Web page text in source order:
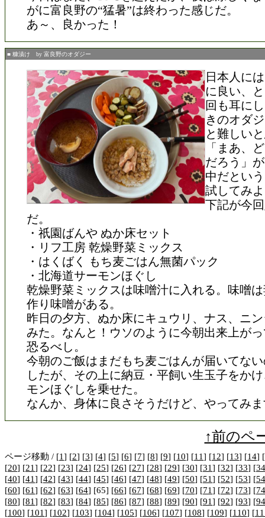
がに富良野の“猛暑”は終わった感じだ。
あ～、良かった！
■ 糠漬け by 富良野のオダジー
日本人に
に良い、
回も耳に
きのオダ
と難しい
「まあ、
だろう」
中だとい
試してみ
下記が今
だ。
・祇園ばんや ぬか床セット
・リフ工房 乾燥野菜ミックス
・はくばく もち麦ごはん無菌パック
・北海道サーモンほぐし
乾燥野菜ミックスは味噌汁に入れる。味噌
作り味噌がある。
昨日の夕方、ぬか床にキュウリ、ナス、ニ
みた。なんと！ウソのように今朝出来上が
恐るべし。
今朝のご飯はまだもち麦ごはんが届いてな
したが、その上に納豆・平飼い生玉子をか
モンほぐしを乗せた。
なんか、身体に良さそうだけど、やってみ
↑前のペ
ページ移動 / [1] [2] [3] [4] [5] [6] [7] [8] [9] [10] [11] [12] [13] [14] [
[20] [21] [22] [23] [24] [25] [26] [27] [28] [29] [30] [31] [32] [33] [34
[40] [41] [42] [43] [44] [45] [46] [47] [48] [49] [50] [51] [52] [53] [54
[60] [61] [62] [63] [64] [65] [66] [67] [68] [69] [70] [71] [72] [73] [74
[80] [81] [82] [83] [84] [85] [86] [87] [88] [89] [90] [91] [92] [93] [94
[100] [101] [102] [103] [104] [105] [106] [107] [108] [109] [110] [